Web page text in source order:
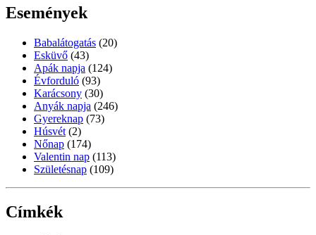
Események
Babalátogatás (20)
Esküvő (43)
Apák napja (124)
Évforduló (93)
Karácsony (30)
Anyák napja (246)
Gyereknap (73)
Húsvét (2)
Nőnap (174)
Valentin nap (113)
Születésnap (109)
Címkék